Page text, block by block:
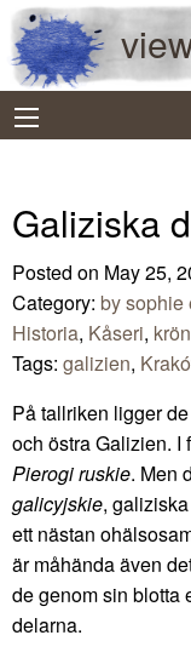
Galiziska
Posted on May 25,
Category: by sophie
Historia, Kåseri,
Tags: galizien,
På tallriken ligger
och östra Galizien. I
Pierogi ruskie. Men
galicyjskie,
ett nästan
är måhända även
de genom sin blotta
delarna.